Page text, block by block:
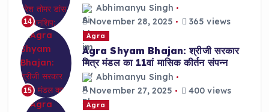
14
Abhimanyu Singh
November 28, 2025
365 views
15
Agra
Agra Shyam Bhajan: श्रीजी सरकार
मित्र मंडल का 11वां मासिक कीर्तन संपन्न
Abhimanyu Singh
November 27, 2025
400 views
Agra